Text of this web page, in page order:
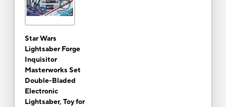
Star Wars
Lightsaber Forge
Inquisitor
Masterworks Set
Double-Bladed
Electronic
Lightsaber, Toy for